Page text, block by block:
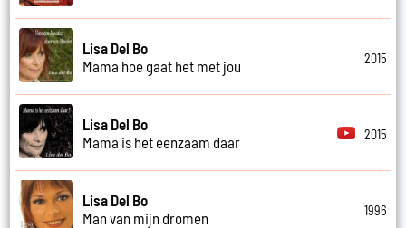
Lisa Del Bo
Mama hoe gaat het met jou
2015
Lisa Del Bo
Mama is het eenzaam daar
2015
Lisa Del Bo
Man van mijn dromen
1996